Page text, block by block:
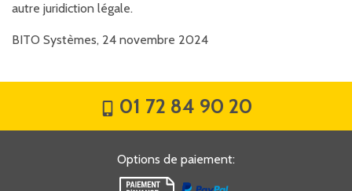
autre juridiction légale.
BITO Systèmes, 24 novembre 2024
01 72 84 90 20
Options de paiement: